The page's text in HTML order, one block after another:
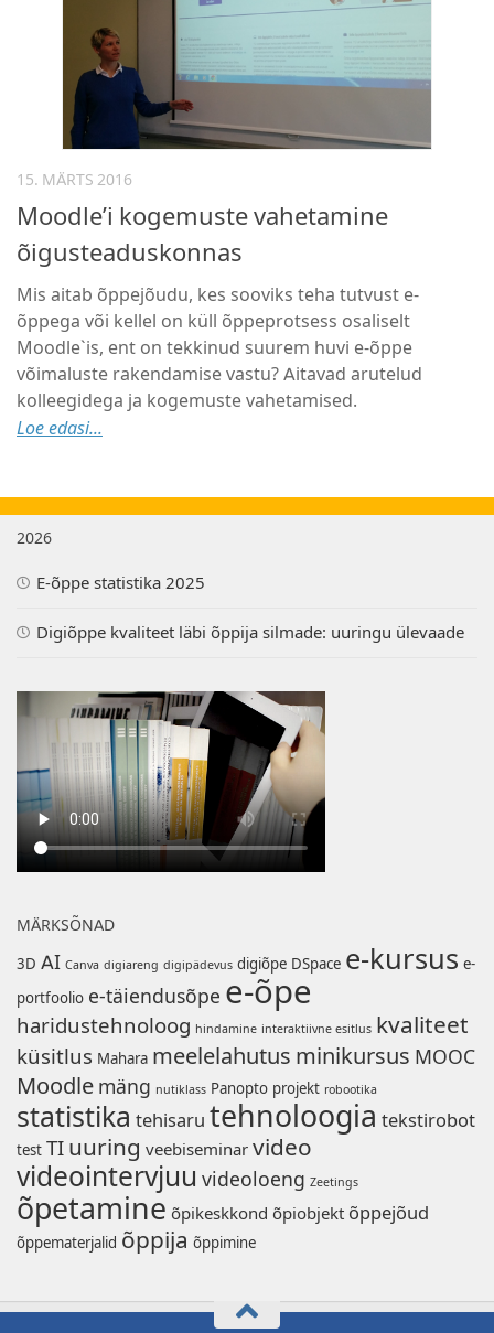
15. MÄRTS 2016
Moodle’i kogemuste vahetamine
õigusteaduskonnas
Mis aitab õppejõudu, kes sooviks teha tutvust e-
õppega või kellel on küll õppeprotsess osaliselt
Moodle`is, ent on tekkinud suurem huvi e-õppe
võimaluste rakendamise vastu? Aitavad arutelud
kolleegidega ja kogemuste vahetamised.
Loe edasi...
2026
E-õppe statistika 2025
Digiõppe kvaliteet läbi õppija silmade: uuringu ülevaade
MÄRKSÕNAD
3D AI Canva digiareng digipädevus digiõpe DSpace e-kursus e-
portfoolio e-täiendusõpe e-õpe
haridustehnoloog hindamine interaktiivne esitlus kvaliteet
küsitlus Mahara meelelahutus minikursus MOOC
Moodle mäng nutiklass Panopto projekt robootika
statistika tehisaru tehnoloogia tekstirobot
test TI uuring veebiseminar video
videointervjuu videoloeng Zeetings
õpetamine õpikeskkond õpiobjekt õppejõud
õppematerjalid õppija õppimine